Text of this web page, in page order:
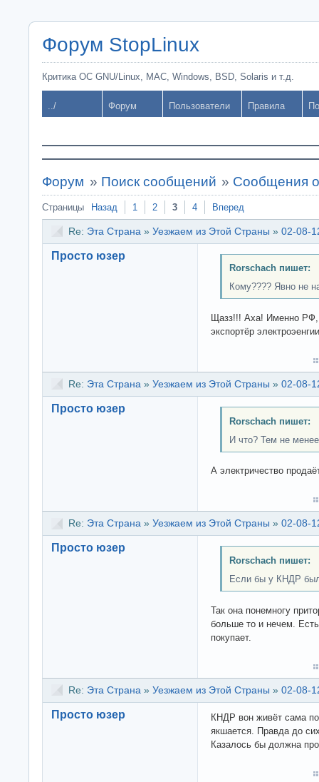
Форум StopLinux
Критика ОС GNU/Linux, MAC, Windows, BSD, Solaris и т.д.
../ Форум Пользователи Правила
Форум » Поиск сообщений » Сообщения
Страницы Назад 1 2 3 4 Вперед
Re: Эта Страна » Уезжаем из Этой Страны » 02-08-
Просто юзер
Rorschach пишет:
Кому???? Явно не
Щазз!!! Аха! Именно РФ,
экспортёр
Re: Эта Страна » Уезжаем из Этой Страны » 02-08-
Просто юзер
Rorschach пишет:
И что? Тем не
А электричество
Re: Эта Страна » Уезжаем из Этой Страны » 02-08-
Просто юзер
Rorschach пишет:
Если бы у КНДР
Так она понемногу
больше то и нечем.
покупает.
Re: Эта Страна » Уезжаем из Этой Страны » 02-08-
Просто юзер
КНДР вон живёт сама
якшается. Правда до
Казалось бы должна